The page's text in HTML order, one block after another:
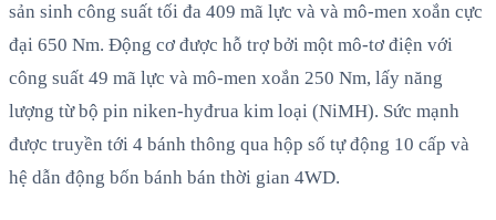
sản sinh công suất tối đa 409 mã lực và và mô-men xoắn cực
đại 650 Nm. Động cơ được hỗ trợ bởi một mô-tơ điện với
công suất 49 mã lực và mô-men xoắn 250 Nm, lấy năng
lượng từ bộ pin niken-hyđrua kim loại (NiMH). Sức mạnh
được truyền tới 4 bánh thông qua hộp số tự động 10 cấp và
hệ dẫn động bốn bánh bán thời gian 4WD.